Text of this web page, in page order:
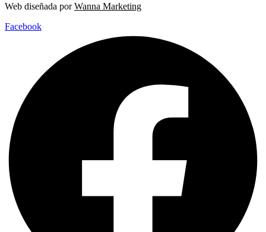
Web diseñada porWanna Marketing
Facebook